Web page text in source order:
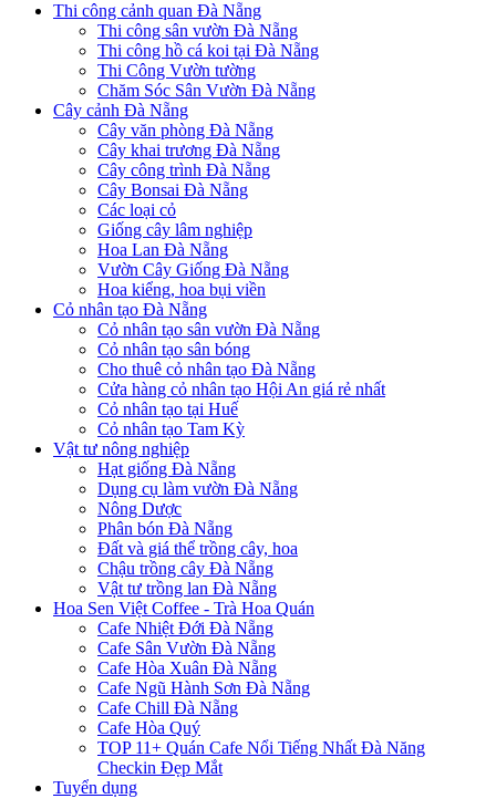
Thi công cảnh quan Đà Nẵng
Thi công sân vườn Đà Nẵng
Thi công hồ cá koi tại Đà Nẵng
Thi Công Vườn tường
Chăm Sóc Sân Vườn Đà Nẵng
Cây cảnh Đà Nẵng
Cây văn phòng Đà Nẵng
Cây khai trương Đà Nẵng
Cây công trình Đà Nẵng
Cây Bonsai Đà Nẵng
Các loại cỏ
Giống cây lâm nghiệp
Hoa Lan Đà Nẵng
Vườn Cây Giống Đà Nẵng
Hoa kiểng, hoa bụi viền
Cỏ nhân tạo Đà Nẵng
Cỏ nhân tạo sân vườn Đà Nẵng
Cỏ nhân tạo sân bóng
Cho thuê cỏ nhân tạo Đà Nẵng
Cửa hàng cỏ nhân tạo Hội An giá rẻ nhất
Cỏ nhân tạo tại Huế
Cỏ nhân tạo Tam Kỳ
Vật tư nông nghiệp
Hạt giống Đà Nẵng
Dụng cụ làm vườn Đà Nẵng
Nông Dược
Phân bón Đà Nẵng
Đất và giá thể trồng cây, hoa
Chậu trồng cây Đà Nẵng
Vật tư trồng lan Đà Nẵng
Hoa Sen Việt Coffee - Trà Hoa Quán
Cafe Nhiệt Đới Đà Nẵng
Cafe Sân Vườn Đà Nẵng
Cafe Hòa Xuân Đà Nẵng
Cafe Ngũ Hành Sơn Đà Nẵng
Cafe Chill Đà Nẵng
Cafe Hòa Quý
TOP 11+ Quán Cafe Nổi Tiếng Nhất Đà Năng
Checkin Đẹp Mắt
Tuyển dụng